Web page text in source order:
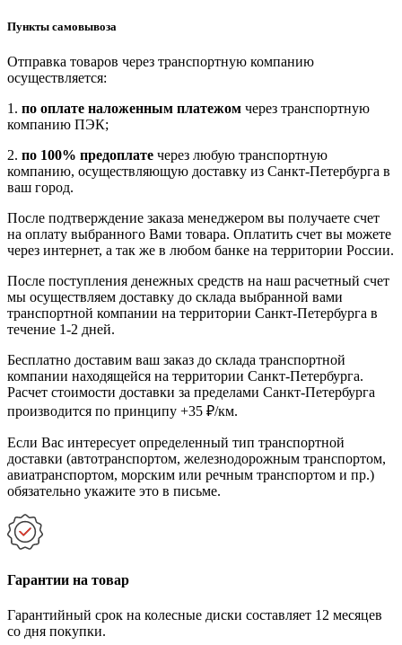
Пункты самовывоза
Отправка товаров через транспортную компанию
осуществляется:
1. по оплате наложенным платежом через транспортную
компанию ПЭК;
2. по 100% предоплате через любую транспортную
компанию, осуществляющую доставку из Санкт-Петербурга в
ваш город.
После подтверждение заказа менеджером вы получаете счет
на оплату выбранного Вами товара. Оплатить счет вы можете
через интернет, а так же в любом банке на территории России.
После поступления денежных средств на наш расчетный счет
мы осуществляем доставку до склада выбранной вами
транспортной компании на территории Санкт-Петербурга в
течение 1-2 дней.
Бесплатно доставим ваш заказ до склада транспортной
компании находящейся на территории Санкт-Петербурга.
Расчет стоимости доставки за пределами Санкт-Петербурга
производится по принципу +35 ₽/км.
Если Вас интересует определенный тип транспортной
доставки (автотранспортом, железнодорожным транспортом,
авиатранспортом, морским или речным транспортом и пр.)
обязательно укажите это в письме.
Гарантии на товар
Гарантийный срок на колесные диски составляет 12 месяцев
со дня покупки.